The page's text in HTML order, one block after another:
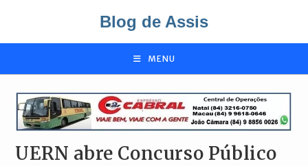
o
Blog de Assis
MENU
UERN abre Concurso Público